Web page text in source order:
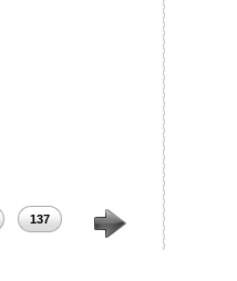
137 138 139